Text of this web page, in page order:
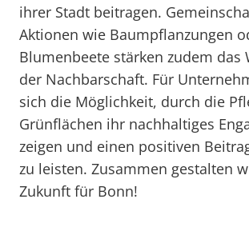
ihrer Stadt beitragen.
Aktionen wie Baumpflanzungen
Blumenbeete stärken zudem das
der Nachbarschaft. Für
sich die Möglichkeit, durch die
Grünflächen ihr nachhaltiges
zeigen und einen positiven
zu leisten. Zusammen gestalten
Zukunft für Bonn!